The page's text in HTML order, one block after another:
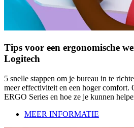
Tips voor een ergonomische
Logitech
5 snelle stappen om je bureau in te
meer effectiviteit en een hoger comfort.
ERGO Series en hoe ze je kunnen
MEER INFORMATIE